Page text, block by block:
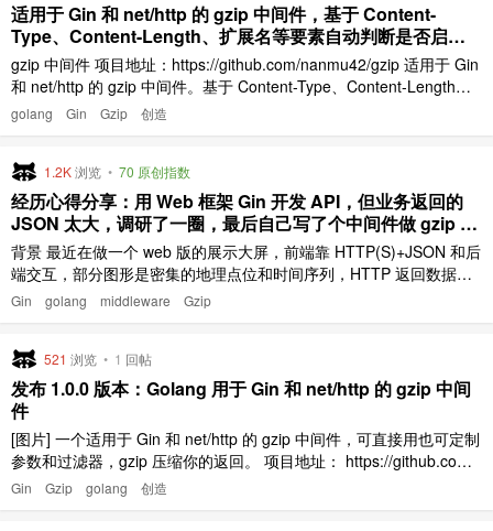
适用于 Gin 和 net/http 的 gzip 中间件，基于 Content-
Type、Content-Length、扩展名等要素自动判断是否启用
压缩
gzip 中间件 项目地址：https://github.com/nanmu42/gzip 适用于 Gin
和 net/http 的 gzip 中间件。基于 Content-Type、Content-Length、
扩展名等要素自动判断是否启用压缩。 使用示例 [图片] Gin import git
golang Gin Gzip 创造
1.2K浏览 • 70 原创指数
经历心得分享：用 Web 框架 Gin 开发 API，但业务返回的
JSON 太大，调研了一圈，最后自己写了个中间件做 gzip 压
缩，记录下调研和开发调优时的心得
背景 最近在做一个 web 版的展示大屏，前端靠 HTTP(S)+JSON 和后
端交互，部分图形是密集的地理点位和时间序列，HTTP 返回数据量
较大，公网上加载速度不佳。 调研 考虑压缩 HTTP 返回，选了 gzip
Gin golang middleware Gzip
521 浏览 • 1 回帖
发布 1.0.0 版本：Golang 用于 Gin 和 net/http 的 gzip 中间
件
[图片] 一个适用于 Gin 和 net/http 的 gzip 中间件，可直接用也可定制
参数和过滤器，gzip 压缩你的返回。 项目地址： https://github.com/
nanmu42/gzip p.s. gzip 一般可以将文本返回（例如 JSON ）压缩到
30%~70%. 有的人喜欢在反向代理上做压缩， ..
Gin Gzip golang 创造